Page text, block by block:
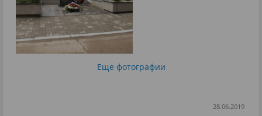
Еще фотографии
28.06.2019